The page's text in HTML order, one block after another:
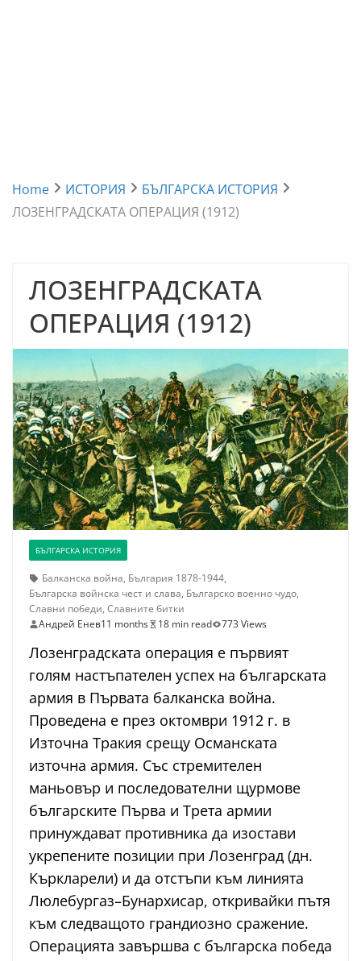
Home ИСТОРИЯ
БЪЛГАРСКА ИСТОРИЯ
ЛОЗЕНГРАДСКАТА ОПЕРАЦИЯ (1912)
ЛОЗЕНГРАДСКАТА
ОПЕРАЦИЯ (1912)
БЪЛГАРСКА ИСТОРИЯ
Балканска война, България 1878-1944,
Българска войнска чест и слава, Българско военно чудо,
Славни победи, Славните битки
Андрей Енев11 months 18 min read 773 Views
Лозенградската операция е първият
голям настъпателен успех на българската
армия в Първата балканска война.
Проведена е през октомври 1912 г. в
Източна Тракия срещу Османската
източна армия. Със стремителен
маньовър и последователни щурмове
българските Първа и Трета армии
принуждават противника да изостави
укрепените позиции при Лозенград (дн.
Къркларели) и да отстъпи към линията
Люлебургаз–Бунархисар, откривайки пътя
към следващото грандиозно сражение.
Операцията завършва с българска победа